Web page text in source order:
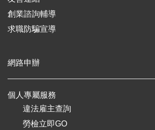
創業諮詢輔導
求職防騙宣導
網路申辦
個人專屬服務
違法雇主查詢
勞檢立即GO